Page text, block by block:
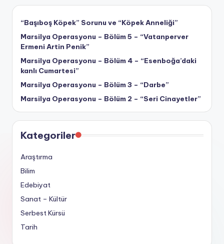
“Başıboş Köpek” Sorunu ve “Köpek Anneliği”
Marsilya Operasyonu – Bölüm 5 – “Vatanperver
Ermeni Artin Penik”
Marsilya Operasyonu – Bölüm 4 – “Esenboğa’daki
kanlı Cumartesi”
Marsilya Operasyonu – Bölüm 3 – “Darbe”
Marsilya Operasyonu – Bölüm 2 – “Seri Cinayetler”
Kategoriler
Araştırma
Bilim
Edebiyat
Sanat – Kültür
Serbest Kürsü
Tarih